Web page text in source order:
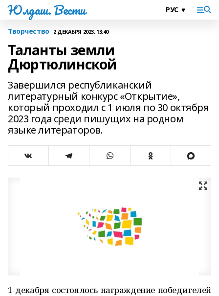
Юлдаш. Вести
Творчество 2 ДЕКАБРЯ 2023, 13:40
Таланты земли
Дюртюлинской
Завершился республиканский
литературный конкурс «Открытие»,
который проходил с 1 июля по 30 октября
2023 года среди пишущих на родном
языке литераторов.
1 декабря состоялось награждение победителей